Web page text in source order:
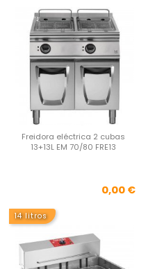
Freidora eléctrica 2 cubas
13+13L EM 70/80 FRE13
0,00 €
14 litros